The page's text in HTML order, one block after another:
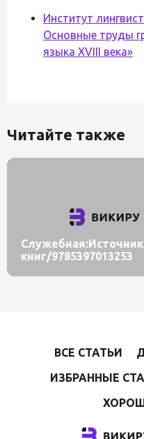
Институт
Основные труды
языка XVIII века»
Читайте также
книг/9785397013253
ВСЕ СТАТЬИ
ИЗБРАННЫЕ